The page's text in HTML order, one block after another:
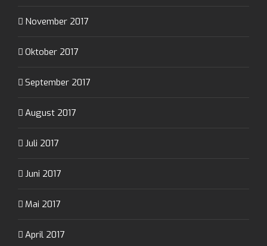
November 2017
Oktober 2017
September 2017
August 2017
Juli 2017
Juni 2017
Mai 2017
April 2017